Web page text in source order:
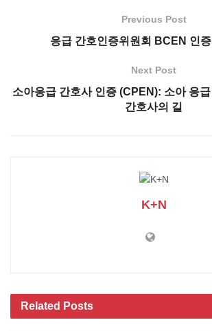
Previous Post
응급 간호인증위원회 BCEN 인
Next Post
소아응급 간호사 인증 (CPEN): 소아 응
간호사의 길
K+N
Related Posts